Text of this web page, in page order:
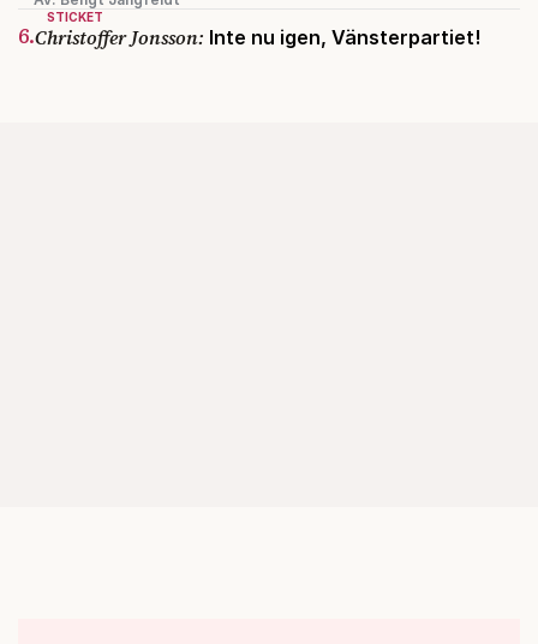
STICKET
6.Christoffer Jonsson: Inte nu igen, Vänsterpartiet!